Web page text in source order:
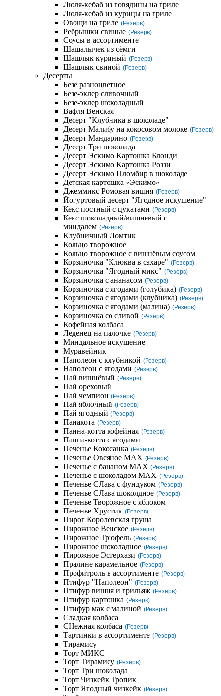
Люля-кебаб из говядины на гриле
Люля-кебаб из курицы на гриле
Овощи на гриле (Резерв)
Ребрышки свиные (Резерв)
Соусы в ассортименте
Шашалычек из сёмги
Шашлык куриный (Резерв)
Шашлык свиной (Резерв)
Десерты
Безе разноцветное
Безе-эклер сливочный
Безе-эклер шоколадный
Вафля Венская
Десерт "Клубника в шоколаде"
Десерт Малибу на кокосовом молоке (Резерв)
Десерт Мандарино (Резерв)
Десерт Три шоколада
Десерт Эскимо Картошка Блонди
Десерт Эскимо Картошка Роззи
Десерт Эскимо Пломбир в шоколаде
Детская картошка «Эскимо»
Джеммикс Ромовая вишня (Резерв)
Йогуртовый десерт "Ягодное искушение"
Кекс постный с цукатами (Резерв)
Кекс шоколадный/вишневый с
миндалем (Резерв)
Клубничный Ломтик
Кольцо творожное
Кольцо творожное с вишнёвым соусом
Корзиночка "Клюква в сахаре" (Резерв)
Корзиночка "Ягодный микс" (Резерв)
Корзиночка с ананасом (Резерв)
Корзиночка с ягодами (голубика) (Резерв)
Корзиночка с ягодами (клубника) (Резерв)
Корзиночка с ягодами (малина) (Резерв)
Корзиночка со сливой (Резерв)
Кофейная колбаса
Леденец на палочке (Резерв)
Миндальное искушение
Муравейник
Наполеон с клубникой (Резерв)
Наполеон с ягодами (Резерв)
Пай вишнёвый (Резерв)
Пай ореховый
Пай чемпион (Резерв)
Пай яблочный (Резерв)
Пай ягодный (Резерв)
Панакота (Резерв)
Панна-котта кофейная (Резерв)
Панна-котта с ягодами
Печенье Кокосанка (Резерв)
Печенье Овсяное MAX (Резерв)
Печенье с бананом MAX (Резерв)
Печенье с шоколадом MAX (Резерв)
Печенье СЛава с фундуком (Резерв)
Печенье СЛава шоколдное (Резерв)
Печенье Творожное с яблоком
Печенье Хрустик (Резерв)
Пирог Королевская груша
Пирожное Венское (Резерв)
Пирожное Трюфель (Резерв)
Пирожное шоколадное (Резерв)
Пирожное Эстерхази (Резерв)
Пралине карамельное (Резерв)
Профитроль в ассортименте (Резерв)
Птифур "Наполеон" (Резерв)
Птифур вишня и грильяж (Резерв)
Птифур картошка (Резерв)
Птифур мак с малиной (Резерв)
Сладкая колбаса
СНежная колбаса (Резерв)
Тартинки в ассортименте (Резерв)
Тирамису
Торт МИКС
Торт Тирамису (Резерв)
Торт Три шоколада
Торт Чизкейк Тропик
Торт Ягодный чизкейк (Резерв)